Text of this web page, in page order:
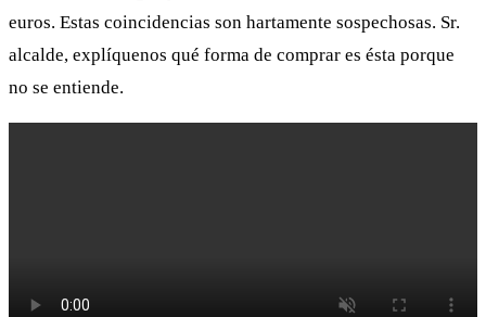
euros. Estas coincidencias son hartamente sospechosas. Sr.
alcalde, explíquenos qué forma de comprar es ésta porque
no se entiende.